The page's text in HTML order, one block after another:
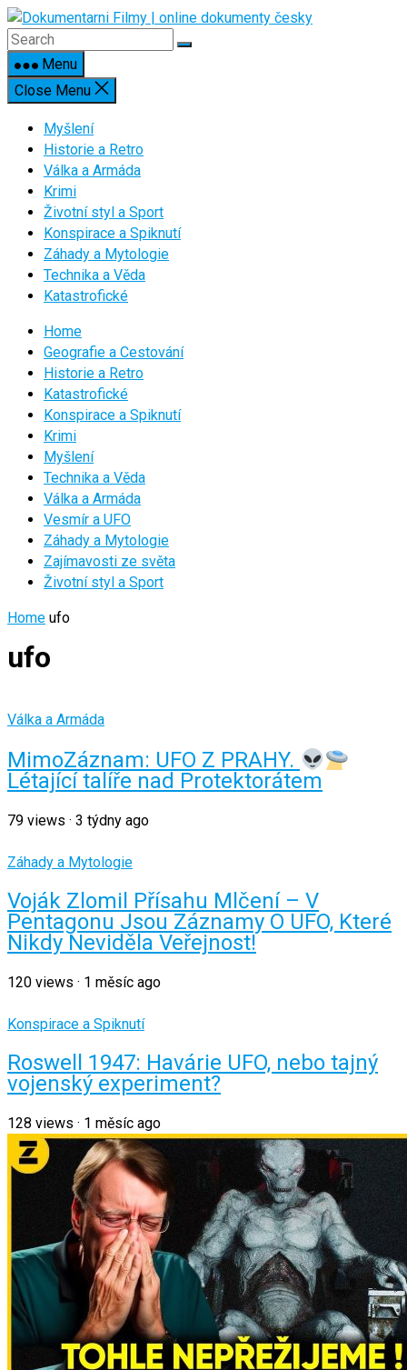
Skip
to
contentMenu
Close Menu
Myšlení
Historie a Retro
Válka a Armáda
Krimi
Životní styl a Sport
Konspirace a Spiknutí
Záhady a Mytologie
Technika a Věda
Katastrofické
Home
Geografie a Cestování
Historie a Retro
Katastrofické
Konspirace a Spiknutí
Krimi
Myšlení
Technika a Věda
Válka a Armáda
Vesmír a UFO
Záhady a Mytologie
Zajímavosti ze světa
Životní styl a Sport
Home ufo
ufo
Válka a Armáda
MimoZáznam: UFO Z PRAHY.
Létající talíře nad Protektorátem
79 views · 3 týdny ago
Záhady a Mytologie
Voják Zlomil Přísahu Mlčení – V
Pentagonu Jsou Záznamy O UFO, Které
Nikdy Neviděla Veřejnost!
120 views · 1 měsíc ago
Konspirace a Spiknutí
Roswell 1947: Havárie UFO, nebo tajný
vojenský experiment?
128 views · 1 měsíc ago